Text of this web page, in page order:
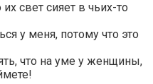
свет сияет в чьих-то
у меня, потому что это
что на уме у женщины,